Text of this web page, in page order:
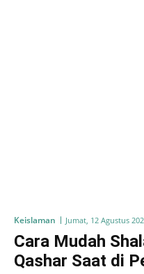
Keislaman Jumat, 12 Agustus
Cara Mudah
Qashar Saat di